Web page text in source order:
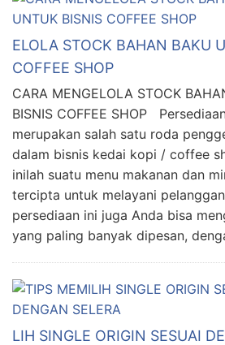
ELOLA STOCK BAHAN BAKU
COFFEE SHOP
CARA MENGELOLA STOCK
BISNIS COFFEE SHOP
merupakan salah satu roda
dalam bisnis kedai kopi / coffee
inilah suatu menu makanan dan
tercipta untuk melayani
persediaan ini juga Anda bisa
yang paling banyak dipesan,
LIH SINGLE ORIGIN SESUAI